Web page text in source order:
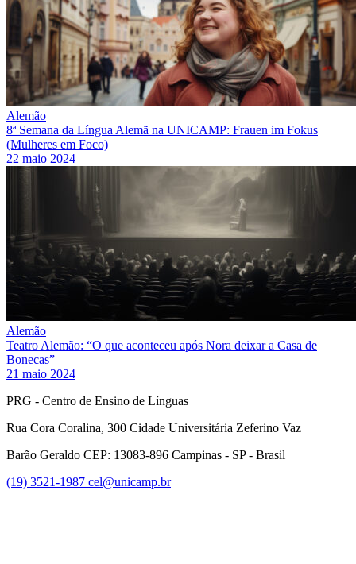
Alemão
8ª Semana da Língua Alemã na UNICAMP: Frauen im Fokus
(Mulheres em Foco)
22 maio 2024
Alemão
Teatro Alemão: “O que aconteceu após Nora deixar a Casa de
Bonecas”
21 maio 2024
PRG - Centro de Ensino de Línguas
Rua Cora Coralina, 300 Cidade Universitária Zeferino Vaz
Barão Geraldo CEP: 13083-896 Campinas - SP - Brasil
(19) 3521-1987 cel@unicamp.br